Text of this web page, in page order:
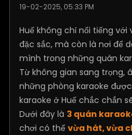
19-02-2025, 05:33 PM
Huế không chỉ nổi tiếng
đặc sắc, mà còn là nơi để
mình trong những quán
Từ không gian sang trọng,
những phòng karaoke
karaoke ở Huế chắc chắn
Dưới đây là 3 quán
chơi có thể vừa hát, vừa